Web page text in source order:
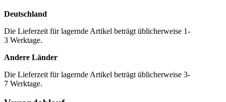
Deutschland
Die Lieferzeit für lagernde Artikel beträgt üblicherweise 1-
3 Werktage.
Andere Länder
Die Lieferzeit für lagernde Artikel beträgt üblicherweise 3-
7 Werktage.